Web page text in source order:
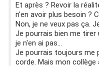
Et après ? Revoir la
n'en avoir plus besoin ?
Non, je ne veux pas ça.
Je pourrais bien me tirer
je n'en ai pas...
Je pourrais toujours me
corde. Mais mon collège